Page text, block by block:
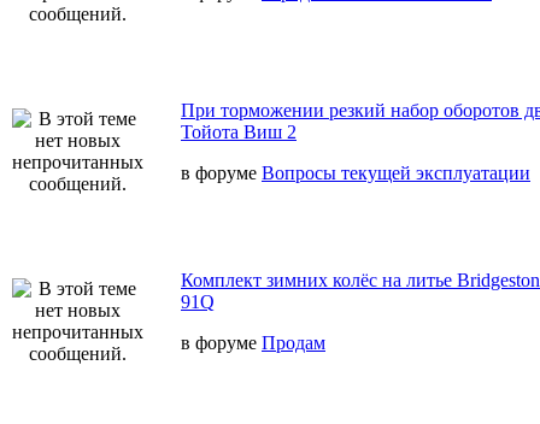
При торможении резкий набор оборотов
Тойота Виш 2
в форуме Вопросы текущей эксплуатации
Комплект зимних колёс на литье
91Q
в форуме Продам